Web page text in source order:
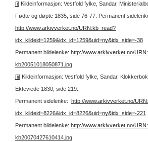
[i] Kildeinformasjon: Vestfold fylke, Sandar,
Fødte og døpte 1835, side 76-77. Permanent
http://www.arkivverket.no/URN:kb_read?
idx_kildeid=1259&idx_id=1259&uid=ny&idx_side=-38
Permanent bildelenke: http://www.arkivverket.no/
kb20051018050871.jpg
[ii] Kildeinformasjon: Vestfold fylke, Sandar,
Ekteviede 1830, side 219.
Permanent sidelenke: http://www.arkivverket.no/
idx_kildeid=8226&idx_id=8226&uid=ny&idx_side=-221
Permanent bildelenke: http://www.arkivverket.no/
kb20070427610414.jpg